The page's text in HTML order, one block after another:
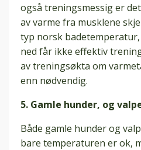
også treningsmessig er
av varme fra musklene
typ norsk
ned får ikke effektiv
av treningsøkta om
enn nødvendig.
5. Gamle hunder, og
Både gamle hunder og
bare temperaturen er ok,